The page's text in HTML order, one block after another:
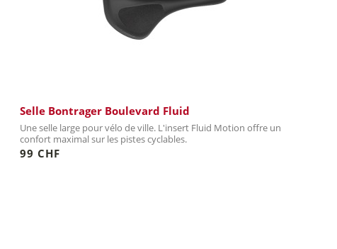
Selle Bontrager Boulevard Fluid
Une selle large pour vélo de ville. L'insert Fluid Motion offre un
confort maximal sur les pistes cyclables.
99 CHF